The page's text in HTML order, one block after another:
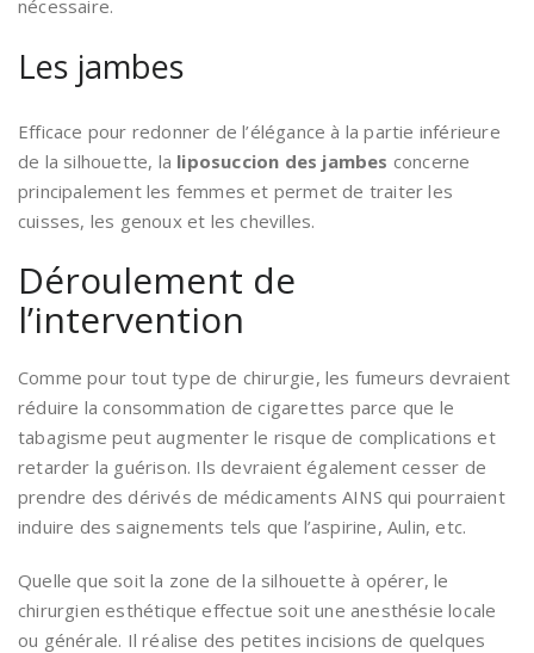
nécessaire.
Les jambes
Efficace pour redonner de l’élégance à la partie inférieure
de la silhouette, la liposuccion des jambes concerne
principalement les femmes et permet de traiter les
cuisses, les genoux et les chevilles.
Déroulement de
l’intervention
Comme pour tout type de chirurgie, les fumeurs devraient
réduire la consommation de cigarettes parce que le
tabagisme peut augmenter le risque de complications et
retarder la guérison. Ils devraient également cesser de
prendre des dérivés de médicaments AINS qui pourraient
induire des saignements tels que l’aspirine, Aulin, etc.
Quelle que soit la zone de la silhouette à opérer, le
chirurgien esthétique effectue soit une anesthésie locale
ou générale. Il réalise des petites incisions de quelques